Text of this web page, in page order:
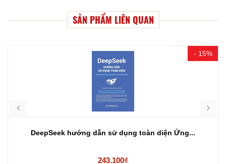
SẢN PHẨM LIÊN QUAN
- 15%
DeepSeek hướng dẫn sử dụng toàn diện Ứng...
243.100₫